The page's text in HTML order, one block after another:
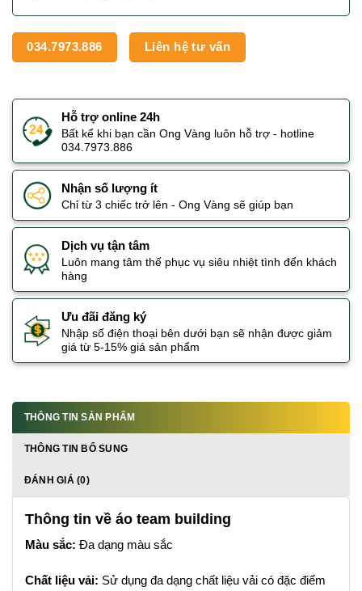
034.7973.886 Liên hệ tư vấn
Hỗ trợ online 24h
Bất kể khi bạn cần Ong Vàng luôn hỗ trợ - hotline
034.7973.886
Nhận số lượng ít
Chỉ từ 3 chiếc trở lên - Ong Vàng sẽ giúp bạn
Dịch vụ tận tâm
Luôn mang tâm thế phục vụ siêu nhiệt tình đến khách
hàng
Ưu đãi đăng ký
Nhập số điện thoại bên dưới bạn sẽ nhận được giảm
giá từ 5-15% giá sản phẩm
THÔNG TIN SẢN PHẨM
THÔNG TIN BỔ SUNG
ĐÁNH GIÁ (0)
Thông tin về áo team building
Màu sắc: Đa dạng màu sắc
Chất liệu vải: Sử dụng đa dạng chất liệu vải có đặc điểm